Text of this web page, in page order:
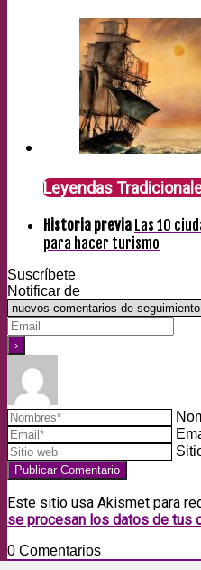
Leyendas
Historia previa Las 10
para hacer turismo
Suscríbete
Notificar de
Este sitio usa Akismet para
se procesan los datos de tus
0 Comentarios